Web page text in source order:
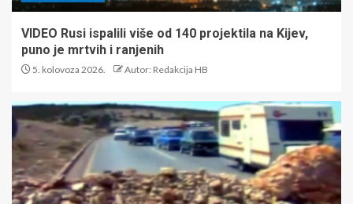
VIDEO Rusi ispalili više od 140 projektila na Kijev,
puno je mrtvih i ranjenih
5. kolovoza 2026. Autor: Redakcija HB